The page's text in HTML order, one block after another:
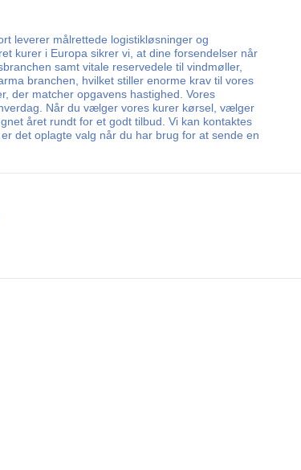
leverer målrettede logistikløsninger og
kurer i Europa sikrer vi, at dine forsendelser når
samt vitale reservedele til vindmøller,
branchen, hvilket stiller enorme krav til vores
der matcher opgavens hastighed. Vores
Når du vælger vores kurer kørsel, vælger
året rundt for et godt tilbud. Vi kan kontaktes
det oplagte valg når du har brug for at sende en